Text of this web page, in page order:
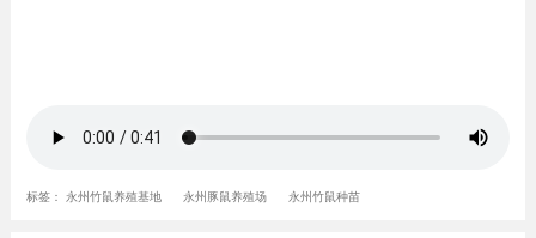
标签： 永州竹鼠养殖基地 永州豚鼠养殖场 永州竹鼠种苗